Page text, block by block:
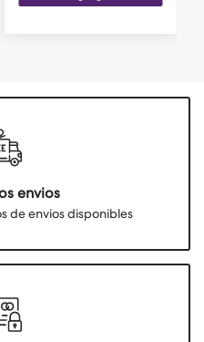
envios
de envios disponibles